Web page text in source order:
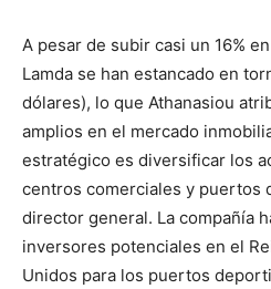
A pesar de subir casi un 16%
Lamda se han estancado en
dólares), lo que Athanasiou
amplios en el mercado
estratégico es diversificar los
centros comerciales y puertos
director general. La compañía
inversores potenciales en el
Unidos para los puertos